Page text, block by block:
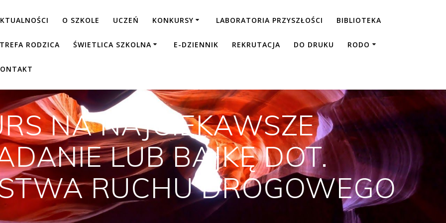
O SZKOLE UCZEŃ KONKURSY LABORATORIA PRZYSZŁOŚCI BIBLIOTEKA
RODZICA ŚWIETLICA SZKOLNA E-DZIENNIK REKRUTACJA DO DRUKU RODO
NA NAJCIEKAWSZE
LUB BAJKĘ DOT.
RUCHU DROGOWEGO